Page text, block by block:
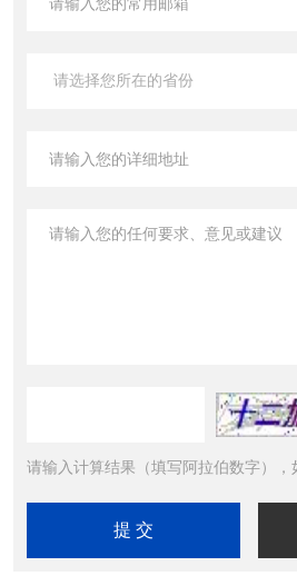
请输入计算结果（填写阿拉伯数字），